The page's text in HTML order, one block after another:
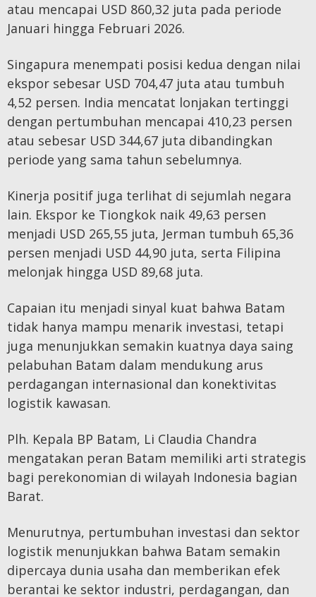
atau mencapai USD 860,32 juta pada periode
Januari hingga Februari 2026.
Singapura menempati posisi kedua dengan nilai
ekspor sebesar USD 704,47 juta atau tumbuh
4,52 persen. India mencatat lonjakan tertinggi
dengan pertumbuhan mencapai 410,23 persen
atau sebesar USD 344,67 juta dibandingkan
periode yang sama tahun sebelumnya.
Kinerja positif juga terlihat di sejumlah negara
lain. Ekspor ke Tiongkok naik 49,63 persen
menjadi USD 265,55 juta, Jerman tumbuh 65,36
persen menjadi USD 44,90 juta, serta Filipina
melonjak hingga USD 89,68 juta.
Capaian itu menjadi sinyal kuat bahwa Batam
tidak hanya mampu menarik investasi, tetapi
juga menunjukkan semakin kuatnya daya saing
pelabuhan Batam dalam mendukung arus
perdagangan internasional dan konektivitas
logistik kawasan.
Plh. Kepala BP Batam, Li Claudia Chandra
mengatakan peran Batam memiliki arti strategis
bagi perekonomian di wilayah Indonesia bagian
Barat.
Menurutnya, pertumbuhan investasi dan sektor
logistik menunjukkan bahwa Batam semakin
dipercaya dunia usaha dan memberikan efek
berantai ke sektor industri, perdagangan, dan